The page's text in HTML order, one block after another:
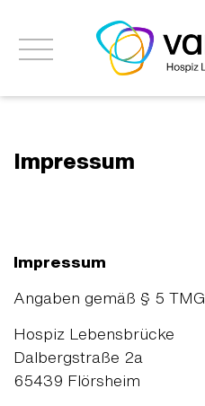
Impressum
Impressum
Angaben gemäß § 5 TMG
Hospiz Lebensbrücke
Dalbergstraße 2a
65439 Flörsheim